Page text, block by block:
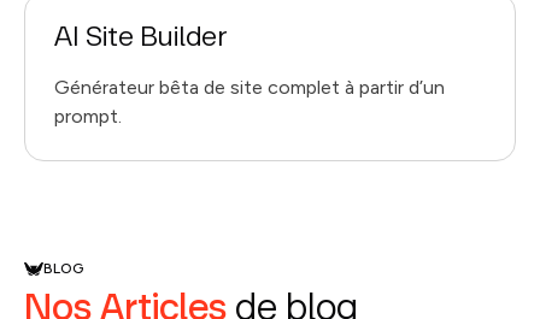
AI Site Builder
Générateur bêta de site complet à partir d’un
prompt.
BLOG
Nos Articles de blog